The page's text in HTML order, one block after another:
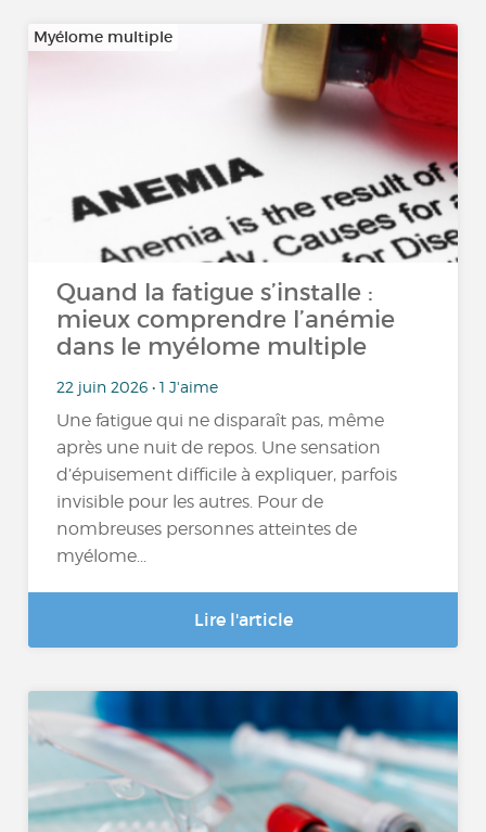
Myélome multiple
Quand la fatigue s’installe :
mieux comprendre l’anémie
dans le myélome multiple
22 juin 2026 • 1 J'aime
Une fatigue qui ne disparaît pas, même
après une nuit de repos. Une sensation
d’épuisement difficile à expliquer, parfois
invisible pour les autres. Pour de
nombreuses personnes atteintes de
myélome...
Lire l'article